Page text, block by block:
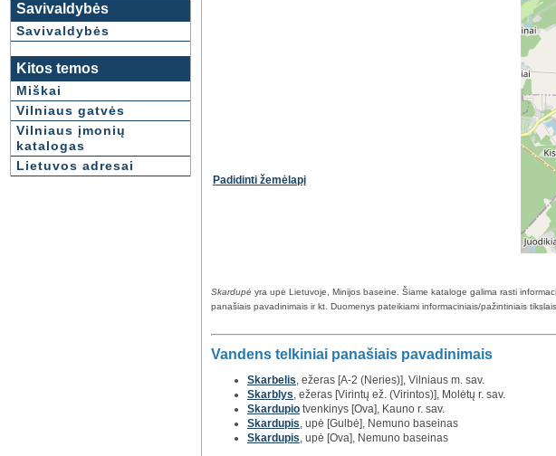
Savivaldybės
Savivaldybės
Kitos temos
Miškai
Vilniaus gatvės
Vilniaus įmonių
katalogas
Lietuvos adresai
Padidinti žemėlapį
Skardupė yra upė Lietuvoje, Minijos baseine. Šiame kataloge galima rasti
panašiais pavadinimais ir kt. Duomenys pateikiami informaciniais/pažintiniais
Vandens telkiniai panašiais pavadinimais
Skarbelis, ežeras [A-2 (Neries)], Vilniaus m. sav.
Skarblys, ežeras [Virintų ež. (Virintos)], Molėtų r. sav.
Skardupio tvenkinys [Ova], Kauno r. sav.
Skardupis, upė [Gulbė], Nemuno baseinas
Skardupis, upė [Ova], Nemuno baseinas